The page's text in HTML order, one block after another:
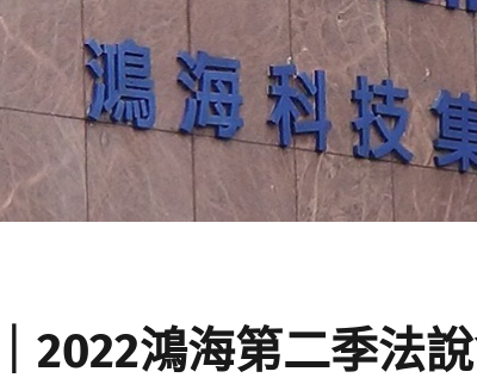
2022鴻海第二季法